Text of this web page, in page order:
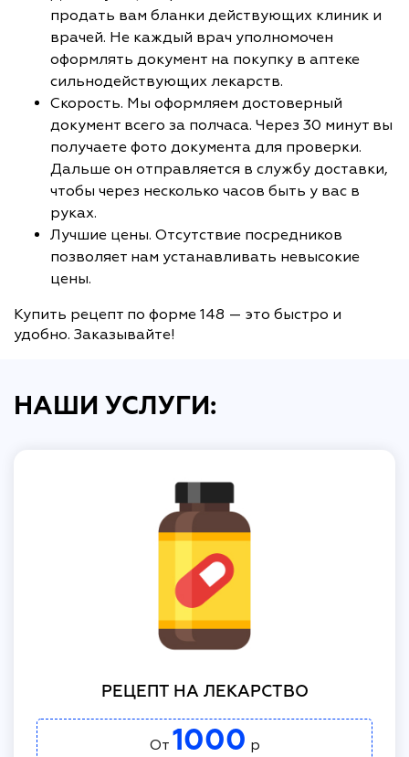
продать вам бланки действующих клиник и
врачей. Не каждый врач уполномочен
оформлять документ на покупку в аптеке
сильнодействующих лекарств.
Скорость. Мы оформляем достоверный
документ всего за полчаса. Через 30 минут вы
получаете фото документа для проверки.
Дальше он отправляется в службу доставки,
чтобы через несколько часов быть у вас в
руках.
Лучшие цены. Отсутствие посредников
позволяет нам устанавливать невысокие
цены.
Купить рецепт по форме 148 — это быстро и
удобно. Заказывайте!
НАШИ УСЛУГИ:
РЕЦЕПТ НА ЛЕКАРСТВО
От 1000 р